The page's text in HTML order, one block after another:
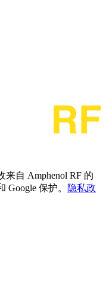
自 Amphenol RF 的
Google 保护。
隐私政